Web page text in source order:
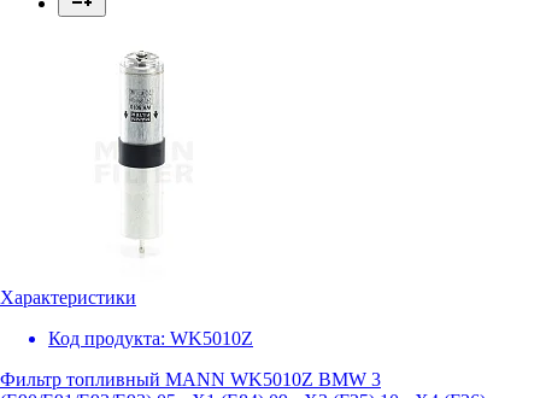
Характеристики
Код продукта: WK5010Z
Фильтр топливный MANN WK5010Z BMW 3